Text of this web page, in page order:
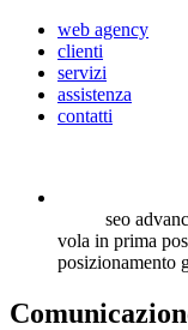
web agency
clienti
servizi
assistenza
contatti
seo
vola in prima
posizionamento